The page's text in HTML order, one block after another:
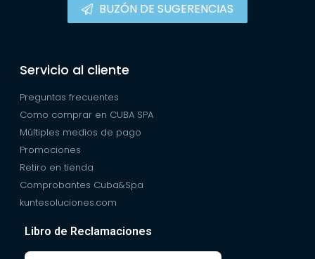
BUZÓN DE SUGERENCIAS
Servicio al cliente
Preguntas frecuentes
Como comprar en CUBA SPA
Múltiples medios de pago
Promociones
Retiro en tienda
Comprobantes Cuba&Spa
kuntesoluciones.com
Libro de Reclamaciones